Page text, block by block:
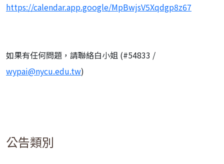
https://calendar.app.google/MpBwjsV5Xqdgp8z67
如果有任何問題，請聯絡白小姐 (#54833 /
wypai@nycu.edu.tw)
公告類別